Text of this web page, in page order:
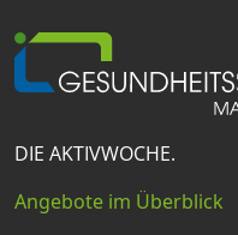
DIE AKTIVWOCHE.
Angebote im Überblick